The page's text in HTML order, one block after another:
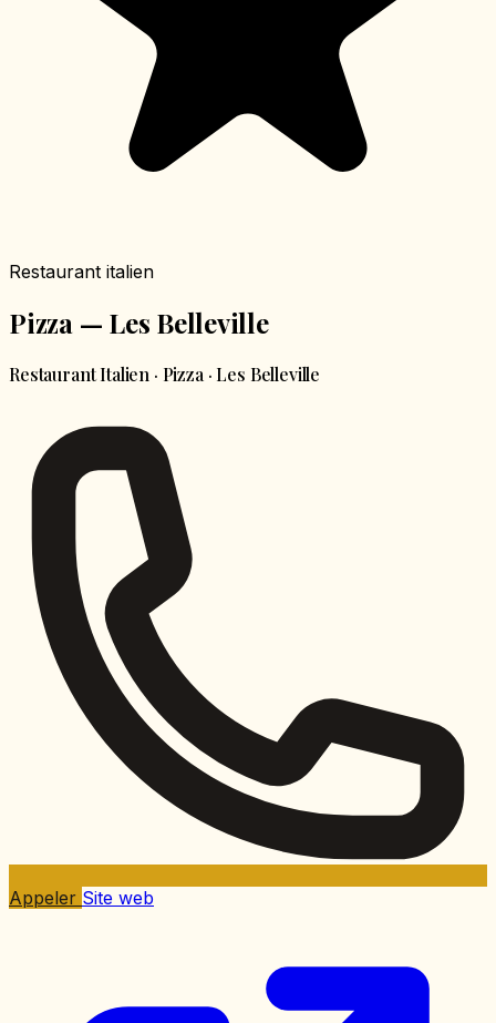
Restaurant italien
Pizza — Les Belleville
Restaurant Italien · Pizza · Les Belleville
Appeler Site web